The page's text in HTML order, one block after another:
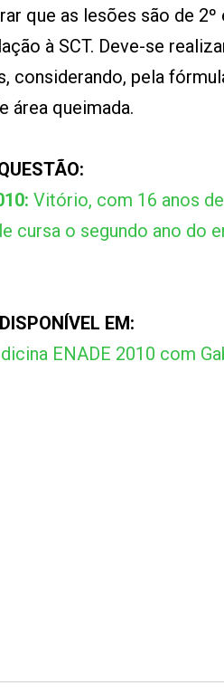
que as lesões são de
à SCT. Deve-se
considerando, pela
área queimada.
Vitório, com 16 anos
cursa o segundo ano do
EM:
ENADE 2010 com